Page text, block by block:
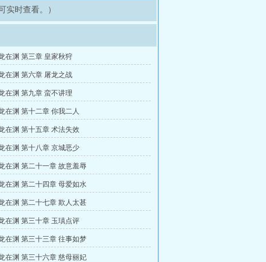
实时查看。）
在渊 第三章 皇家秋狩
在渊 第六章 屠龙之战
在渊 第九章 蛮不讲理
在渊 第十二章 你我二人
在渊 第十五章 术法失效
在渊 第十八章 京城恶少
在渊 第二十一章 故意羞辱
在渊 第二十四章 母爱如水
在渊 第二十七章 欺人太甚
在渊 第三十章 玉瑱点评
在渊 第三十三章 往事如梦
在渊 第三十六章 慈母丽妃